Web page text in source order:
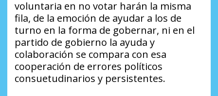
voluntaria en no votar harán la misma
fila, de la emoción de ayudar a los de
turno en la forma de gobernar, ni en el
partido de gobierno la ayuda y
colaboración se compara con esa
cooperación de errores políticos
consuetudinarios y persistentes.